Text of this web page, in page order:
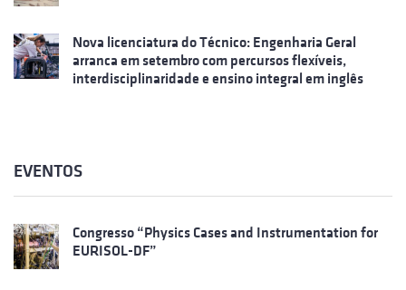
Nova licenciatura do Técnico: Engenharia Geral
arranca em setembro com percursos flexíveis,
interdisciplinaridade e ensino integral em inglês
EVENTOS
Congresso “Physics Cases and Instrumentation for
EURISOL-DF”